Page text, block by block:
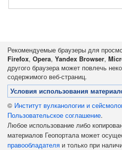
Рекомендуемые браузеры для
Firefox, Opera, Yandex Browser,
другого браузера может повлечь
содержимого веб-страниц.
Условия использования
© Институт вулканологии и
Пользовательское соглашение.
Любое использование либо
материалов Геопортала может
правообладателя и только при